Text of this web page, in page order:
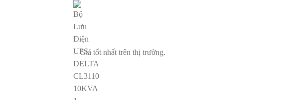
Giá tốt nhất trên thị trường.